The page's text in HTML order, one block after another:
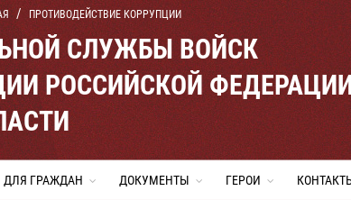
ПРОТИВОДЕЙСТВИЕ КОРРУПЦИИ
СЛУЖБЫ ВОЙСК
РОССИЙСКОЙ
ДЛЯ ГРАЖДАН ДОКУМЕНТЫ ГЕРОИ